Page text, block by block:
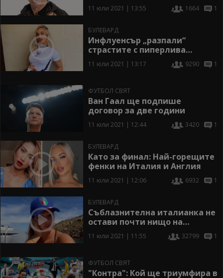
11 юли 2021 | 13:55 1664 1
БУЛЕВАРД
Инфлуенсър „разпали“
страстите с пиперлива
подкрепа за „Трите лъва“
11 юли 2021 | 13:17 9290 1
ФУТБОЛ СВЯТ
Ван Гаал ще подпише
договор за две години
11 юли 2021 | 12:44 3420 1
БУЛЕВАРД
Като за финал: Най-горещите
фенки на Италия и Англия
11 юли 2021 | 12:06 6932 1
БУЛЕВАРД
Съблазнителна италианка не
остави почти нищо на
фантазията
11 юли 2021 | 11:55 32799 1
ФУТБОЛ СВЯТ
"Контра": Кой ще триумфира в